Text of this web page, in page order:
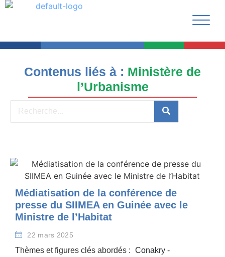
Contenus liés à : Ministère de
l’Urbanisme
Médiatisation de la conférence de
presse du SIIMEA en Guinée avec le
Ministre de l’Habitat
22 mars 2025
Thèmes et figures clés abordés : Conakry -